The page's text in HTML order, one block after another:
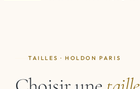
TAILLES · HOLDON PARIS